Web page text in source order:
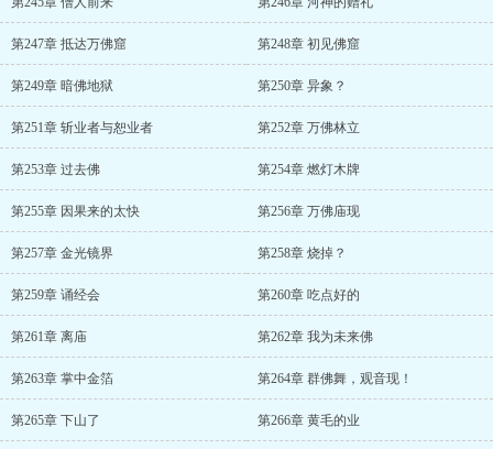
第247章 抵达万佛窟 第248章 初见佛窟
第249章 暗佛地狱 第250章 异象？
第251章 斩业者与恕业者 第252章 万佛林立
第253章 过去佛 第254章 燃灯木牌
第255章 因果来的太快 第256章 万佛庙现
第257章 金光镜界 第258章 烧掉？
第259章 诵经会 第260章 吃点好的
第261章 离庙 第262章 我为未来佛
第263章 掌中金箔 第264章 群佛舞，观音现！
第265章 下山了 第266章 黄毛的业